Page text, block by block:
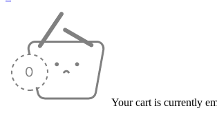
Your cart is currently